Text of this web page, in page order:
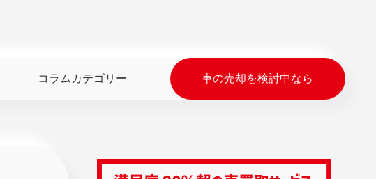
コラムカテゴリー 車の売却を検討中なら